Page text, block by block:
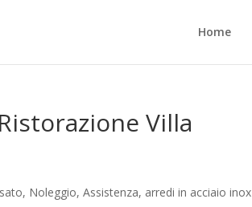
Home
Villa
Noleggio, Assistenza, arredi in acciaio inox